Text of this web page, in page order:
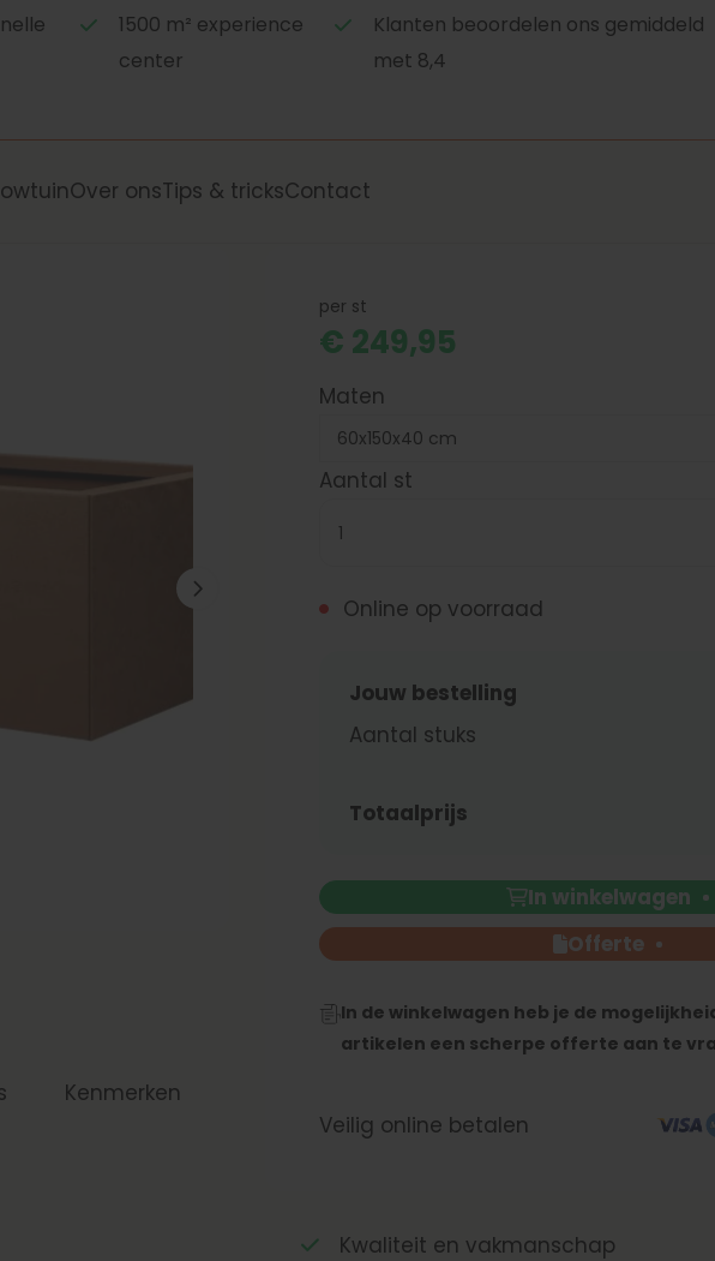
1500 m² experience
center
Klanten beoordelen ons gemiddeld
met 8,4
Over onsTips & tricksContact
Kenmerken
per st
€ 249,95
Maten
Aantal st
Online op voorraad
Jouw bestelling
Aantal stuks
Totaalprijs
In winkelwagen
Offerte
In de winkelwagen heb je de
artikelen een scherpe offerte aan te
Veilig online betalen
Kwaliteit en vakmanschap